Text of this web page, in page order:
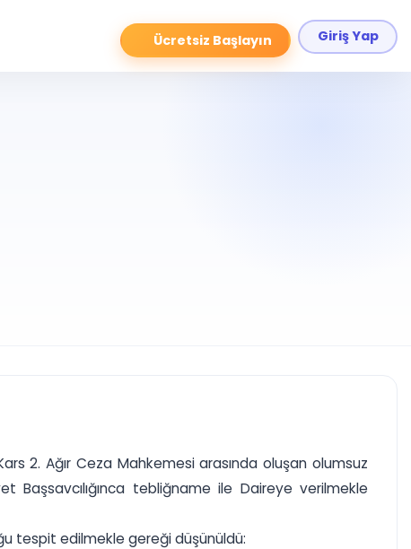
Ücretsiz Başlayın Giriş Yap
2. Ağır Ceza Mahkemesi arasında oluşan olumsuz
Başsavcılığınca tebliğname ile Daireye verilmekle
tespit edilmekle gereği düşünüldü: